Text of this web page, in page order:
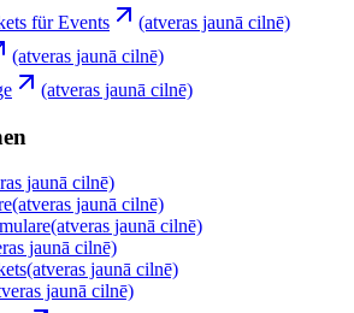
für Events
(atveras jaunā cilnē)
(atveras jaunā cilnē)
(atveras jaunā cilnē)
jaunā cilnē)
(atveras jaunā cilnē)
(atveras jaunā cilnē)
jaunā cilnē)
(atveras jaunā cilnē)
jaunā cilnē)